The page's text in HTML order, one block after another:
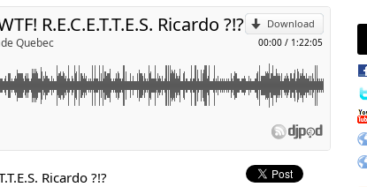
Download
00:00 / 1:22:05
R.E.C.E.T.T.E.S. Ricardo ?!?
Quebec
of-the-tentacle
Ricardo ?!?
p
vous proposons des entrevues réalisées lors du GeekFest